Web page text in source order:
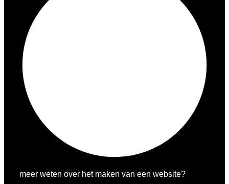
meer weten over het maken van een website?